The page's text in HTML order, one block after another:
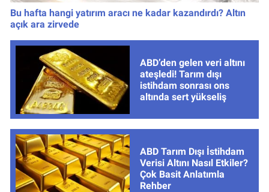
Bu hafta hangi yatırım aracı ne kadar kazandırdı? Altın
açık ara zirvede
ABD’den gelen veri altını
ateşledi! Tarım dışı
istihdam sonrası ons
altında sert yükseliş
ABD Tarım Dışı İstihdam
Verisi Altını Nasıl Etkiler?
Çok Basit Anlatımla
Rehber